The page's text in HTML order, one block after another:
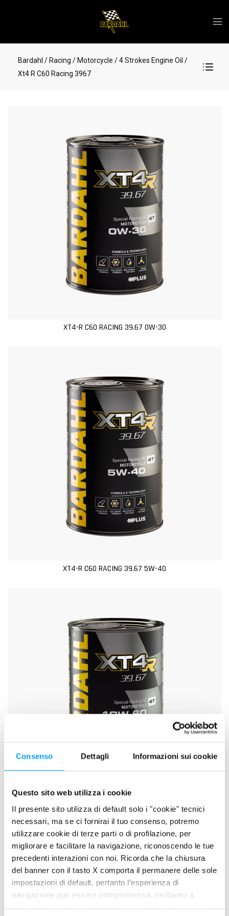
Consenso Dettagli Informazioni sui cookie
Questo sito web utilizza i cookie
Il presente sito utilizza di default solo i "cookie" tecnici
necessari, ma se ci fornirai il tuo consenso, potremo
utilizzare cookie di terze parti o di profilazione, per
migliorare e facilitare la navigazione, riconoscendo le tue
precedenti interazioni con noi. Ricorda che la chiusura
del banner con il tasto X comporta il permanere delle sole
impostazioni di default, pertanto l’esperienza di
navigazione può essere compromessa. Invitiamo a
Bardahl / Racing / Motorcycle / 4 Strokes Engine Oil /
Xt4 R C60 Racing 3967
XT4-R C60 RACING 39.67 0W-30
XT4-R C60 RACING 39.67 5W-40
XT4-R C60 RACING 39.67 10W-60